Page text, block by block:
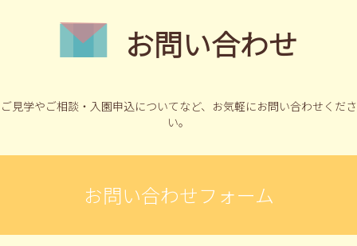
お問い合わせ
ご見学やご相談・入園申込についてなど、 お気軽にお問い合わせくださ
い。
お問い合わせフォーム